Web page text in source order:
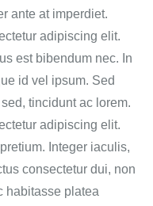
ante at imperdiet.
adipiscing elit.
est bibendum nec. In
id vel ipsum. Sed
tincidunt ac lorem.
adipiscing elit.
Integer iaculis,
consectetur dui, non
habitasse platea